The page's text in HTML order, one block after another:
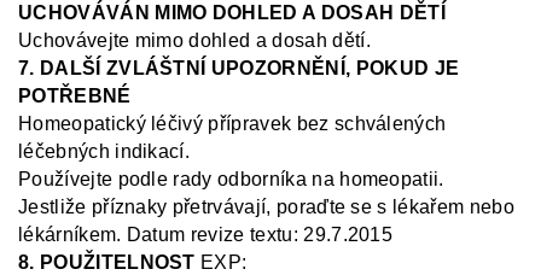
UCHOVÁVÁN MIMO DOHLED A DOSAH DĚTÍ
Uchovávejte mimo dohled a dosah dětí.
7. DALŠÍ ZVLÁŠTNÍ UPOZORNĚNÍ, POKUD JE
POTŘEBNÉ
Homeopatický léčivý přípravek bez schválených
léčebných indikací.
Používejte podle rady odborníka na homeopatii.
Jestliže příznaky přetrvávají, poraďte se s lékařem nebo
lékárníkem. Datum revize textu: 29.7.2015
8. POUŽITELNOST EXP: